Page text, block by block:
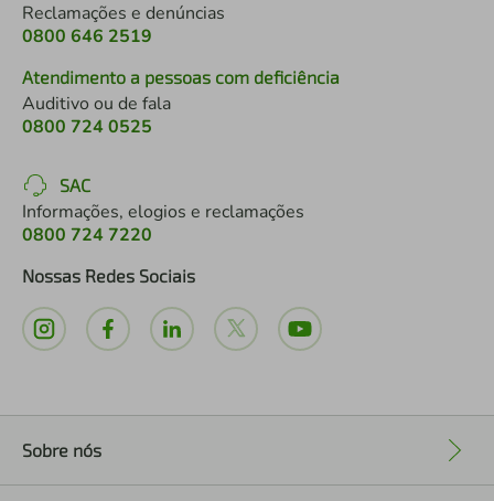
Reclamações e denúncias
0800 646 2519
Atendimento a pessoas com deficiência
Auditivo ou de fala
0800 724 0525
SAC
Informações, elogios e reclamações
0800 724 7220
Nossas Redes Sociais
Sobre nós